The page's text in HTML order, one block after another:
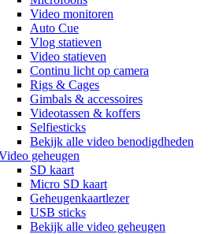
Video monitoren
Auto Cue
Vlog statieven
Video statieven
Continu licht op camera
Rigs & Cages
Gimbals & accessoires
Videotassen & koffers
Selfiesticks
Bekijk alle video benodigdheden
geheugen
SD kaart
Micro SD kaart
Geheugenkaartlezer
USB sticks
Bekijk alle video geheugen